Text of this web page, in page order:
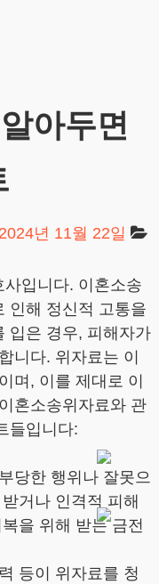
아두면
2024년 11월 22일
입니다. 이혼소송
인해 정신적 고통을
입은 경우, 피해자가
니다. 위자료는 이
며, 이를 제대로 이
혼소송위자료와 관
들입니다:
당한 행위나 잘못으
거나 인격적 피해
을 위해 받는 금전
등이 위자료를 청